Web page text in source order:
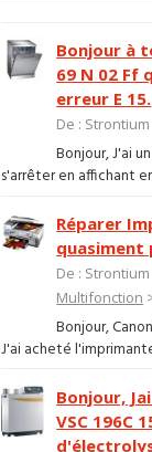
Bonjour à
69 N 02 Ff
erreur E 15.
De :
Bonjour, J'ai
s'arrêter en affichant
Réparer
quasiment
De :
Multifonction
Bonjour,
J'ai acheté
Bonjour,
VSC 196C